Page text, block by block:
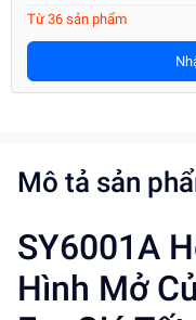
Từ 36 sản phẩm
Mô tả sản
SY6001A
Hình Mở